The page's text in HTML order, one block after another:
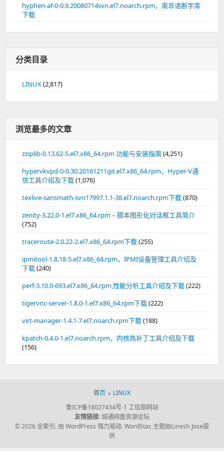
hyphen-af-0-0.9.20080714svn.el7.noarch.rpm，南非语断字库
下载
分类目录
LINUX(2,817)
浏览最多的文章
zziplib-0.13.62-5.el7.x86_64.rpm 功能与安装指南(4,251)
hypervkvpd-0-0.30.20161211git.el7.x86_64.rpm，Hyper-V通
信工具介绍及下载(1,076)
texlive-sansmath-svn17997.1.1-38.el7.noarch.rpm下载(870)
zenity-3.22.0-1.el7.x86_64.rpm – 脚本图形化对话框工具简介
(752)
traceroute-2.0.22-2.el7.x86_64.rpm下载(255)
ipmitool-1.8.18-5.el7.x86_64.rpm，IPMI设备管理工具介绍及
下载(240)
perf-3.10.0-693.el7.x86_64.rpm,性能分析工具介绍及下载(222)
tigervnc-server-1.8.0-1.el7.x86_64.rpm下载(222)
virt-manager-1.4.1-7.el7.noarch.rpm下载(188)
kpatch-0.4.0-1.el7.noarch.rpm，内核热补丁工具介绍及下载
(156)
首页
LINUX
鲁ICP备18027434号-1 工信部网站
友情链接:城通网盘资源论坛
© 2026 全索引. 由 WordPress 强力驱动.WordStar, 主题由Linesh Jose提
供